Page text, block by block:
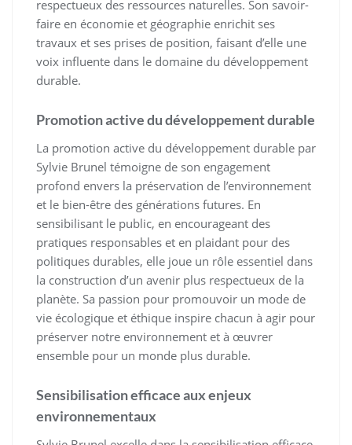
respectueux des ressources naturelles. Son savoir-
faire en économie et géographie enrichit ses
travaux et ses prises de position, faisant d’elle une
voix influente dans le domaine du développement
durable.
Promotion active du développement durable
La promotion active du développement durable par
Sylvie Brunel témoigne de son engagement
profond envers la préservation de l’environnement
et le bien-être des générations futures. En
sensibilisant le public, en encourageant des
pratiques responsables et en plaidant pour des
politiques durables, elle joue un rôle essentiel dans
la construction d’un avenir plus respectueux de la
planète. Sa passion pour promouvoir un mode de
vie écologique et éthique inspire chacun à agir pour
préserver notre environnement et à œuvrer
ensemble pour un monde plus durable.
Sensibilisation efficace aux enjeux
environnementaux